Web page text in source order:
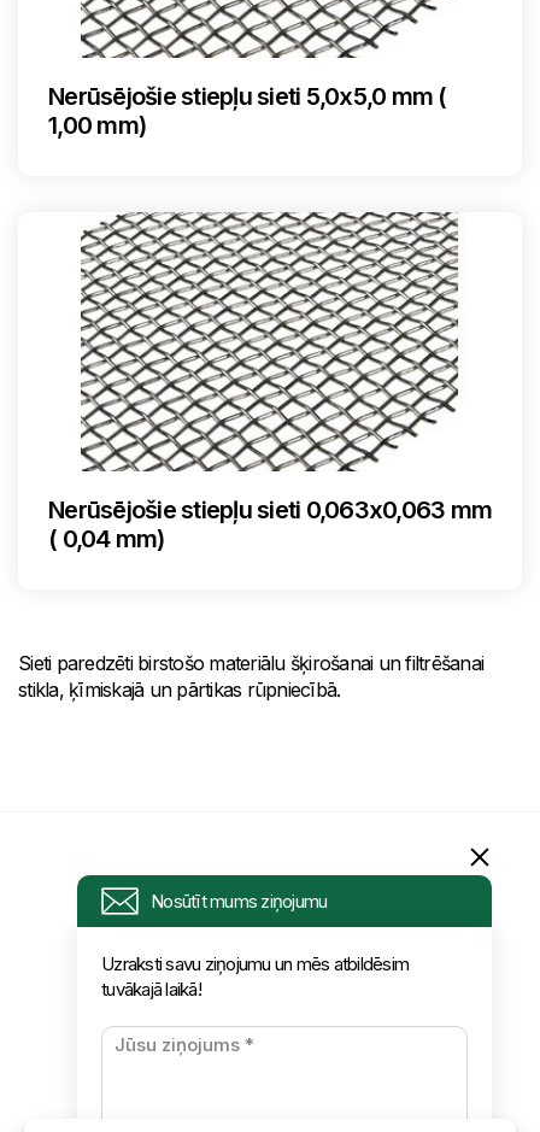
Nerūsējošie stiepļu sieti 5,0x5,0 mm (
1,00 mm)
Nerūsējošie stiepļu sieti 0,063x0,063 mm
( 0,04 mm)
Sieti paredzēti birstošo materiālu šķirošanai un filtrēšanai
stikla, ķīmiskajā un pārtikas rūpniecībā.
Nosūtīt mums ziņojumu
Uzraksti savu ziņojumu un mēs atbildēsim
tuvākajā laikā!
Informācija
Pieprasījums
Apmaksa un piegāde